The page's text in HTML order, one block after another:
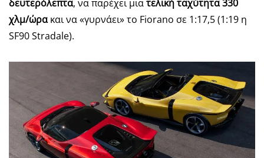
δευτερόλεπτα, να παρέχει μιατελική ταχύτητα 330
χλμ/ώρακαι να «γυρνάει» το Fiorano σε 1:17,5 (1:19 η
SF90 Stradale).